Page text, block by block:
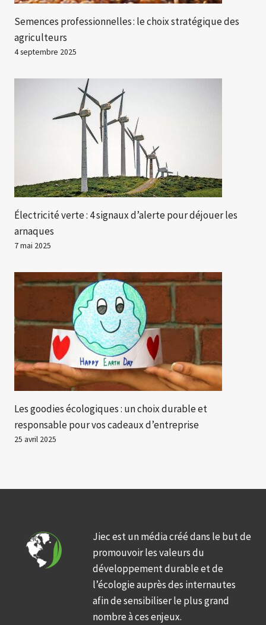
Semences professionnelles : le choix stratégique des
agriculteurs
4 septembre 2025
Électricité verte : 4 signaux d’alerte pour déjouer les
arnaques
7 mai 2025
Les goodies écologiques : un choix durable et
responsable pour vos cadeaux d’entreprise
25 avril 2025
Jiec est un média créé dans le but de
promouvoir les valeurs du
développement durable et de
l’écologie auprès des internautes
afin de sensibiliser le plus grand
nombre à ces enjeux.